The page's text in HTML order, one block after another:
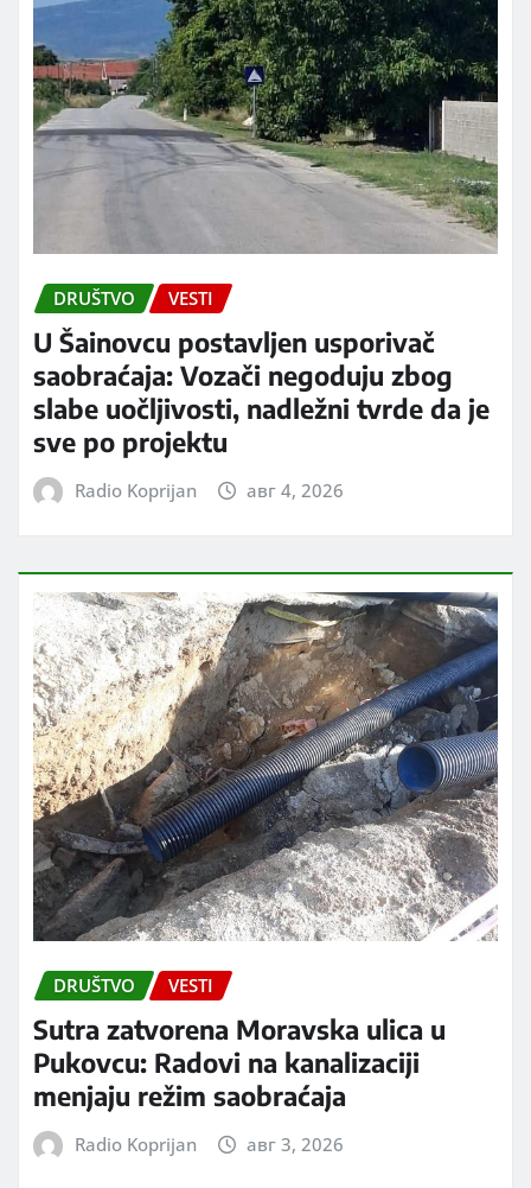
DRUŠTVO VESTI
U Šainovcu postavljen usporivač
saobraćaja: Vozači negoduju zbog
slabe uočljivosti, nadležni tvrde da je
sve po projektu
Radio Koprijan авг 4, 2026
DRUŠTVO VESTI
Sutra zatvorena Moravska ulica u
Pukovcu: Radovi na kanalizaciji
menjaju režim saobraćaja
Radio Koprijan авг 3, 2026